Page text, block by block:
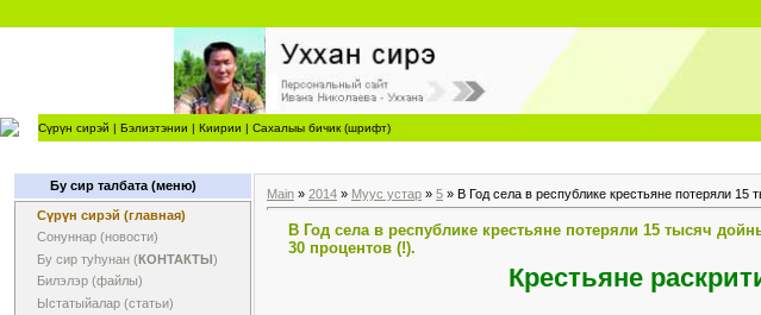
Сүрүн сирэй | Бэлиэтэнии | Киирии | Сахалыы бичик (шрифт)
Бу сир талбата (меню)
Сүрүн сирэй (главная)
Сонуннар (новости)
Бу сир туһунан (КОНТАКТЫ)
Билэлэр (файлы)
Ыстатыйалар (статьи)
Main » 2014 » Муус устар » 5 » В Год села в республике крестьяне потеряли
В Год села в республике крестьяне потеряли 15 тысяч
30 процентов (!).
Крестьяне